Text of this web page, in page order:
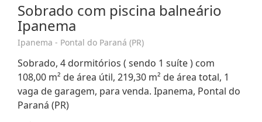
Sobrado com piscina balneário
Ipanema
Ipanema - Pontal do Paraná (PR)
Sobrado, 4 dormitórios ( sendo 1 suíte ) com
108,00 m² de área útil, 219,30 m² de área total, 1
vaga de garagem, para venda. Ipanema, Pontal do
Paraná (PR)